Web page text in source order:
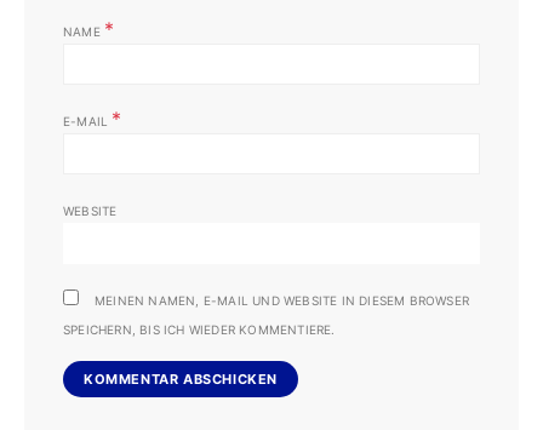
NAME *
E-MAIL *
WEBSITE
MEINEN NAMEN, E-MAIL UND WEBSITE IN DIESEM BROWSER
SPEICHERN, BIS ICH WIEDER KOMMENTIERE.